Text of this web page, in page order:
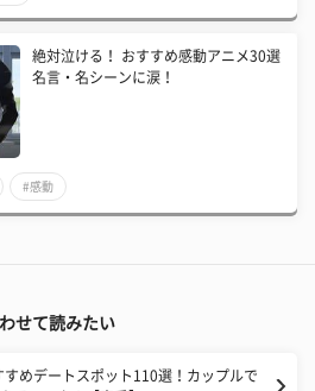
絶対泣ける！ おすすめ感動アニメ30選
名言・名シーンに涙！
#感動
せて読みたい
すめデートスポット110選！カップルで